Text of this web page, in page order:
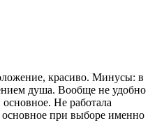
красиво. Минусы: в
душа. Вообще не удобно
Не работала
при выборе именно